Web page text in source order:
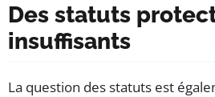
Des statuts
insuffisants
La question des statuts est